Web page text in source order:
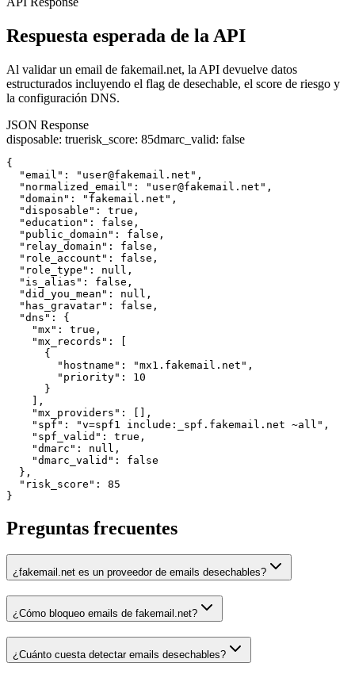
Respuesta esperada de la API
Al validar un email de fakemail.net, la API devuelve datos
estructurados incluyendo el flag de desechable, el score de riesgo y
la configuración DNS.
JSON Response
disposable: truerisk_score: 85dmarc_valid: false
{
  "email": "user@fakemail.net",
  "normalized_email": "user@fakemail.net",
  "domain": "fakemail.net",
  "disposable": true,
  "education": false,
  "public_domain": false,
  "relay_domain": false,
  "role_account": false,
  "role_type": null,
  "is_alias": false,
  "did_you_mean": null,
  "has_gravatar": false,
  "dns": {
    "mx": true,
    "mx_records": [
      {
        "hostname": "mx1.fakemail.net",
        "priority": 10
      }
    ],
    "mx_providers": [],
    "spf": "v=spf1 include:_spf.fakemail.net ~all",
    "spf_valid": true,
    "dmarc": null,
    "dmarc_valid": false
  },
  "risk_score": 85
}
Preguntas frecuentes
¿fakemail.net es un proveedor de emails desechables?
¿Cómo bloqueo emails de fakemail.net?
¿Cuánto cuesta detectar emails desechables?